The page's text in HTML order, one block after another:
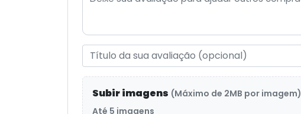
Subir imagens (Máximo de 2MB por imagem)
Até 5 imagens